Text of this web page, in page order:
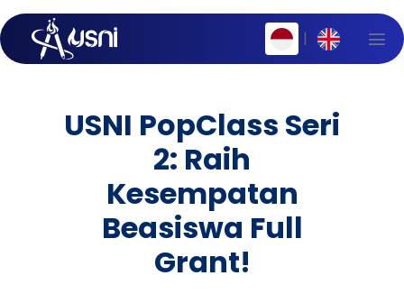
|
USNI PopClass Seri
2: Raih
Kesempatan
Beasiswa Full
Grant!